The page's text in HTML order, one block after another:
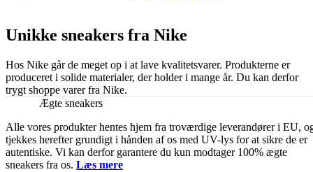
Unikke sneakers fra Nike
Hos Nike går de meget op i at lave kvalitetsvarer. Produkterne er
produceret i solide materialer, der holder i mange år. Du kan derfor
trygt shoppe varer fra Nike.
Ægte sneakers
Alle vores produkter hentes hjem fra troværdige leverandører i EU,
tjekkes herefter grundigt i hånden af os med UV-lys for at sikre de er
autentiske. Vi kan derfor garantere du kun modtager 100% ægte
sneakers fra os. Læs mere